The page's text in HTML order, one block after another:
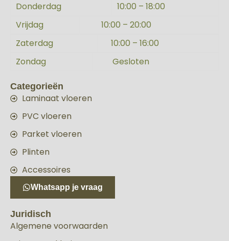
Donderdag
10:00 – 18:00
Vrijdag
10:00 – 20:00
Zaterdag
10:00 – 16:00
Zondag
Gesloten
Categorieën
Laminaat vloeren
PVC vloeren
Parket vloeren
Plinten
Accessoires
Whatsapp je vraag
Juridisch
Algemene voorwaarden